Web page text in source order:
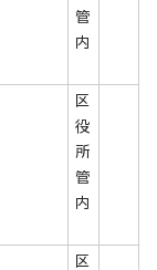
管
内
区
役
所
管
内
区